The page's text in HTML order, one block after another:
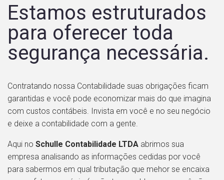
Estamos estruturados
para oferecer toda
segurança necessária.
Contratando nossa Contabilidade suas obrigações ficam
garantidas e você pode economizar mais do que imagina
com custos contábeis. Invista em você e no seu negócio
e deixe a contabilidade com a gente.
Aqui no Schulle Contabilidade LTDA abrimos sua
empresa analisando as informações cedidas por você
para sabermos em qual tributação que mehor se encaixa